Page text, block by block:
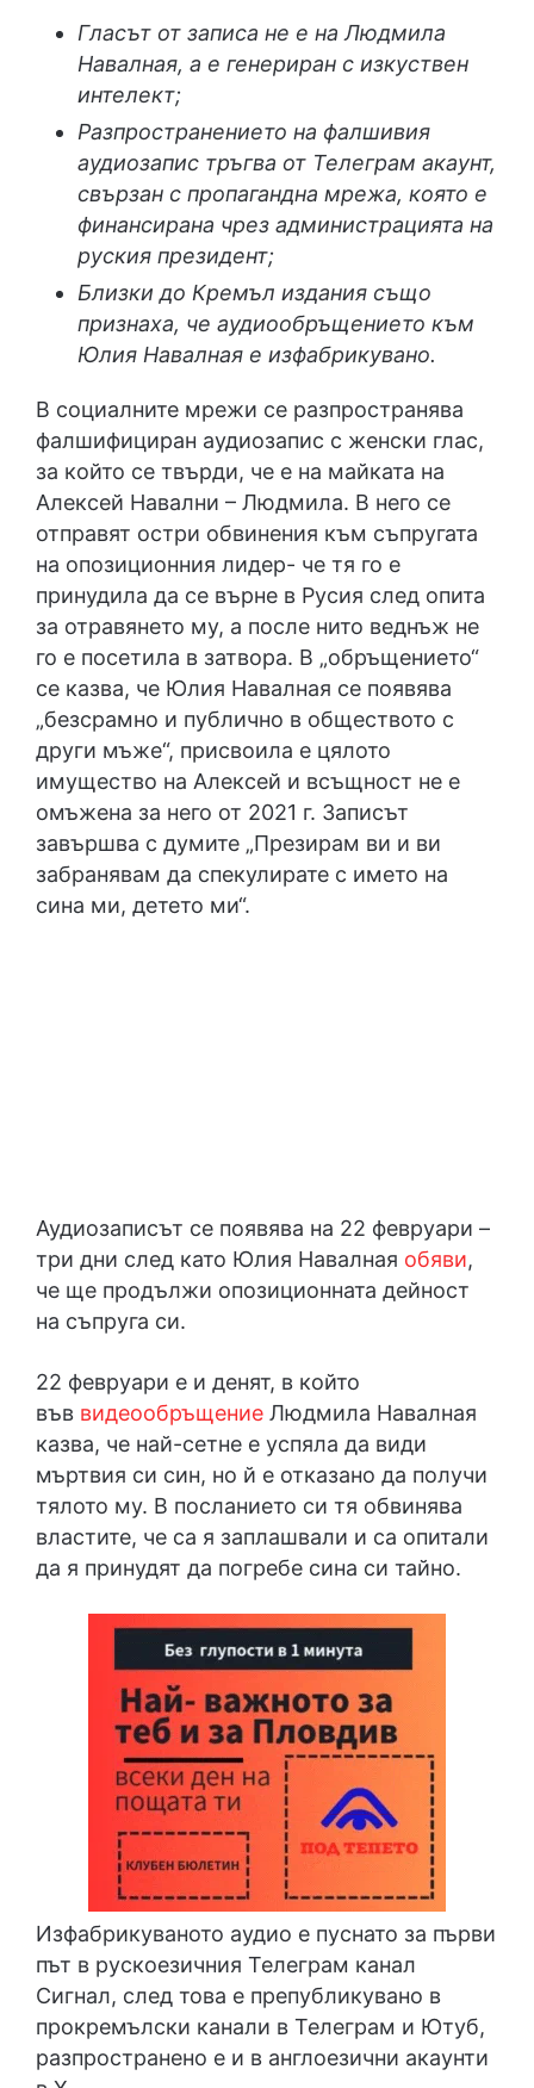
Гласът от записа не е на Людмила
Навалная, а е генериран с изкуствен
интелект;
Разпространението на фалшивия
аудиозапис тръгва от Телеграм акаунт,
свързан с пропагандна мрежа, която е
финансирана чрез администрацията на
руския президент;
Близки до Кремъл издания също
признаха, че аудиообръщението към
Юлия Навалная е изфабрикувано.
В социалните мрежи се разпространява
фалшифициран аудиозапис с женски глас,
за който се твърди, че е на майката на
Алексей Навални – Людмила. В него се
отправят остри обвинения към съпругата
на опозиционния лидер- че тя го е
принудила да се върне в Русия след опита
за отравянето му, а после нито веднъж не
го е посетила в затвора. В „обръщението“
се казва, че Юлия Навалная се появява
„безсрамно и публично в обществото с
други мъже“, присвоила е цялото
имущество на Алексей и всъщност не е
омъжена за него от 2021 г. Записът
завършва с думите „Презирам ви и ви
забранявам да спекулирате с името на
сина ми, детето ми“.
Аудиозаписът се появява на 22 февруари –
три дни след като Юлия Навалная обяви,
че ще продължи опозиционната дейност
на съпруга си.
22 февруари е и денят, в който
във видеообръщение Людмила Навалная
казва, че най-сетне е успяла да види
мъртвия си син, но й е отказано да получи
тялото му. В посланието си тя обвинява
властите, че са я заплашвали и са опитали
да я принудят да погребе сина си тайно.
Изфабрикуваното аудио е пуснато за първи
път в рускоезичния Телеграм канал
Сигнал, след това е препубликувано в
прокремълски канали в Телеграм и Ютуб,
разпространено е и в англоезични акаунти